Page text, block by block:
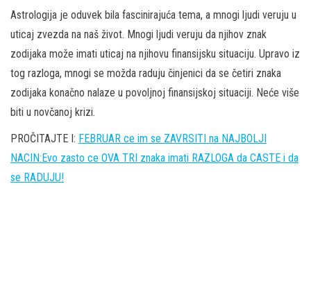
Astrologija je oduvek bila fascinirajuća tema, a mnogi ljudi veruju u
uticaj zvezda na naš život. Mnogi ljudi veruju da njihov znak
zodijaka može imati uticaj na njihovu finansijsku situaciju. Upravo iz
tog razloga, mnogi se možda raduju činjenici da se četiri znaka
zodijaka konačno nalaze u povoljnoj finansijskoj situaciji. Neće više
biti u novčanoj krizi.
PROČITAJTE I: FEBRUAR ce im se ZAVRSITI na NAJBOLJI
NACIN:Evo zasto ce OVA TRI znaka imati RAZLOGA da CASTE i da
se RADUJU!